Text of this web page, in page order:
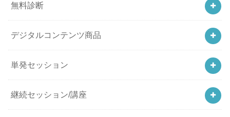
無料診断
デジタルコンテンツ商品
単発セッション
継続セッション/講座